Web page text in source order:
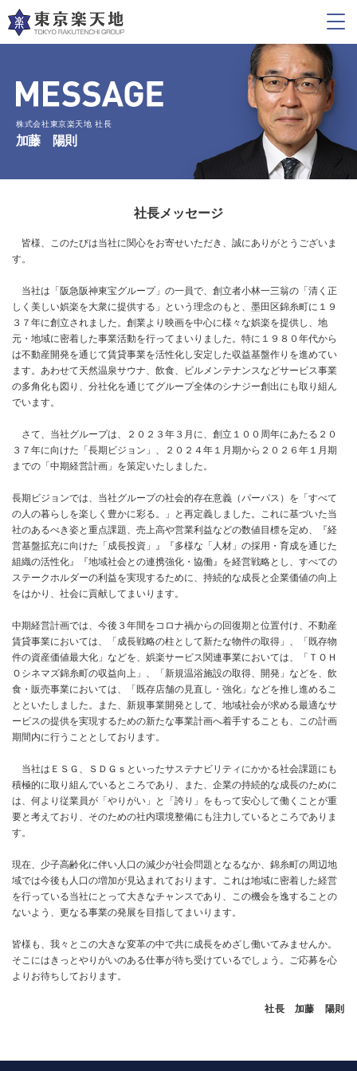
株式会社東京楽天地 社長
加藤 陽則
社長メッセージ
皆様、このたびは当社に関心をお寄せいただき、誠にありがとうございま
す。
当社は「阪急阪神東宝グループ」の一員で、創立者小林一三翁の「清く正
しく美しい娯楽を大衆に提供する」という理念のもと、墨田区錦糸町に１９
３７年に創立されました。創業より映画を中心に様々な娯楽を提供し、地
元・地域に密着した事業活動を行ってまいりました。特に１９８０年代から
は不動産開発を通じて賃貸事業を活性化し安定した収益基盤作りを進めてい
ます。あわせて天然温泉サウナ、飲食、ビルメンテナンスなどサービス事業
の多角化も図り、分社化を通じてグループ全体のシナジー創出にも取り組ん
でいます。
さて、当社グループは、２０２３年３月に、創立１００周年にあたる２０
３７年に向けた「長期ビジョン」、２０２４年１月期から２０２６年１月期
までの「中期経営計画」を策定いたしました。
長期ビジョンでは、当社グループの社会的存在意義（パーパス）を「すべて
の人の暮らしを楽しく豊かに彩る。」と再定義しました。これに基づいた当
社のあるべき姿と重点課題、売上高や営業利益などの数値目標を定め、『経
営基盤拡充に向けた「成長投資」』『多様な「人材」の採用・育成を通じた
組織の活性化』『地域社会との連携強化・協働』を経営戦略とし、すべての
ステークホルダーの利益を実現するために、持続的な成長と企業価値の向上
をはかり、社会に貢献してまいります。
中期経営計画では、今後３年間をコロナ禍からの回復期と位置付け、不動産
賃貸事業においては、「成長戦略の柱として新たな物件の取得」、「既存物
件の資産価値最大化」などを、娯楽サービス関連事業においては、「ＴＯＨ
Ｏシネマズ錦糸町の収益向上」、「新規温浴施設の取得、開発」などを、飲
食・販売事業においては、「既存店舗の見直し・強化」などを推し進めるこ
とといたしました。また、新規事業開発として、地域社会が求める最適なサ
ービスの提供を実現するための新たな事業計画へ着手することも、この計画
期間内に行うこととしております。
当社はＥＳＧ、ＳＤＧｓといったサステナビリティにかかる社会課題にも
積極的に取り組んでいるところであり、また、企業の持続的な成長のために
は、何より従業員が「やりがい」と「誇り」をもって安心して働くことが重
要と考えており、そのための社内環境整備にも注力しているところでありま
す。
現在、少子高齢化に伴い人口の減少が社会問題となるなか、錦糸町の周辺地
域では今後も人口の増加が見込まれております。これは地域に密着した経営
を行っている当社にとって大きなチャンスであり、この機会を逸することの
ないよう、更なる事業の発展を目指してまいります。
皆様も、我々とこの大きな変革の中で共に成長をめざし働いてみませんか。
そこにはきっとやりがいのある仕事が待ち受けているでしょう。ご応募を心
よりお待ちしております。
社長 加藤 陽則